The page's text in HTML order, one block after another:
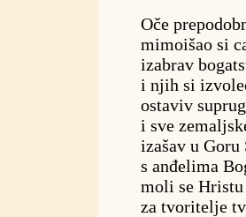
Oče
mimoišao si
izabrav
i njih si
ostaviv
i sve
izašav u Goru
s anđelima
moli se Hristu
za tvoritelje